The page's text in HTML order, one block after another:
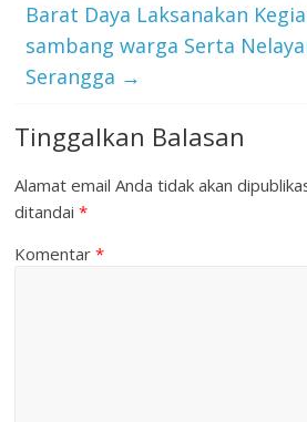
Barat Daya Laksanakan
sambang warga Serta
Serangga →
Tinggalkan Balasan
Alamat email Anda tidak akan
ditandai*
Komentar*